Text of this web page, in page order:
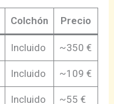
Colchón Precio
Incluido ~350 €
Incluido ~109 €
Incluido ~55 €